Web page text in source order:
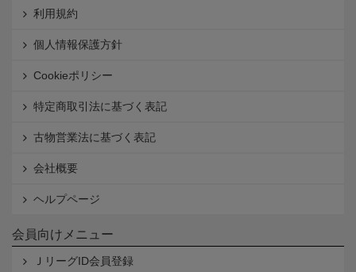
利用規約
個人情報保護方針
Cookieポリシー
特定商取引法に基づく表記
古物営業法に基づく表記
会社概要
ヘルプページ
会員向けメニュー
ＪリーグID会員登録